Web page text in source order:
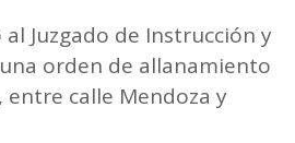
Juzgado de Instrucción y
orden de allanamiento
entre calle Mendoza y